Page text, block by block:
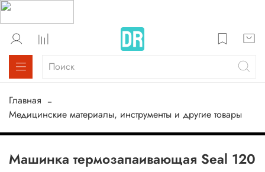
Главная
Медицинские материалы, инструменты и другие товары
Машинка термозапаивающая Seal 120